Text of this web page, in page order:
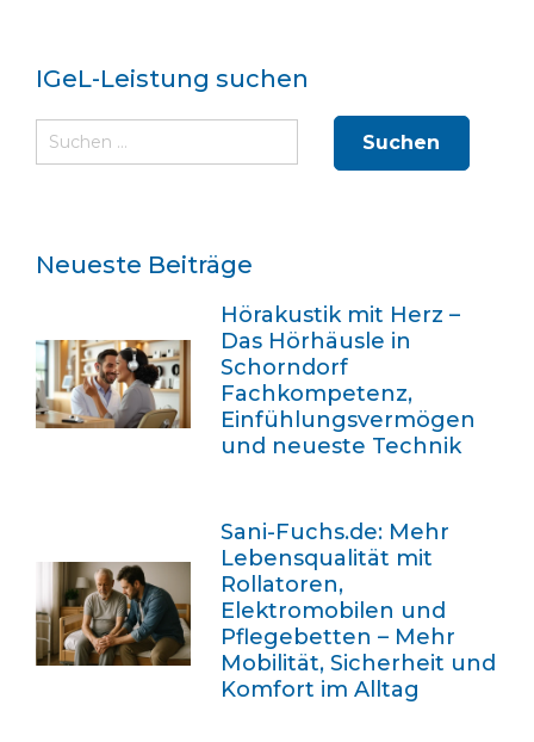
IGeL-Leistung suchen
Suchen
Neueste Beiträge
Hörakustik mit Herz –
Das Hörhäusle in
Schorndorf
Fachkompetenz,
Einfühlungsvermögen
und neueste Technik
Sani-Fuchs.de: Mehr
Lebensqualität mit
Rollatoren,
Elektromobilen und
Pflegebetten – Mehr
Mobilität, Sicherheit und
Komfort im Alltag